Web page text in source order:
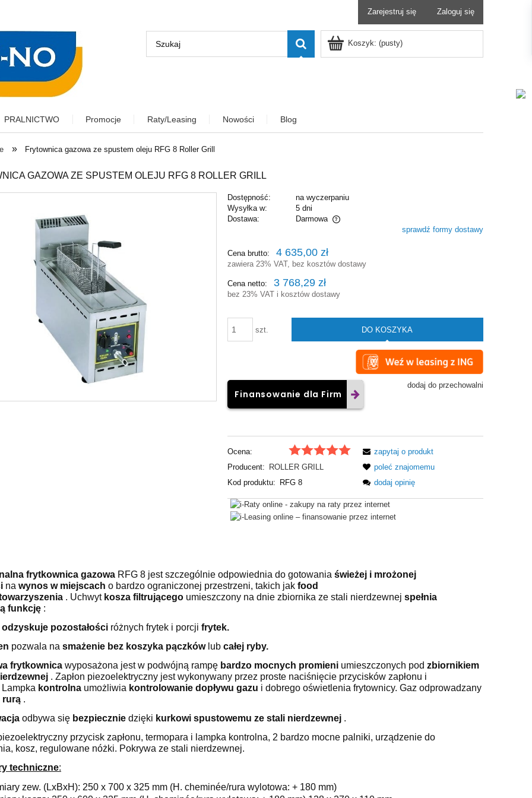
Zarejestruj się Zaloguj się
Koszyk: (pusty)
PRALNICTWO Promocje Raty/Leasing Nowości Blog
» Frytownica gazowa ze spustem oleju RFG 8 Roller Grill
GAZOWA ZE SPUSTEM OLEJU RFG 8 ROLLER GRILL
Dostępność:
na wyczerpaniu
Wysyłka w:
5 dni
Dostawa:
Darmowa
sprawdź formy dostawy
Cena brutto: 4 635,00 zł
zawiera 23% VAT, bez kosztów dostawy
Cena netto: 3 768,29 zł
bez 23% VAT i kosztów dostawy
szt. DO KOSZYKA
dodaj do przechowalni
Finansowanie dla Firm
Ocena:
Producent: ROLLER GRILL
Kod produktu: RFG 8
zapytaj o produkt
poleć znajomemu
dodaj opinię
frytkownica gazowa RFG 8 jest szczególnie odpowiednia do gotowania świeżej i mrożonej
na wynos w miejscach o bardzo ograniczonej przestrzeni, takich jak food
. Uchwyt kosza filtrującego umieszczony na dnie zbiornika ze stali nierdzewnej spełnia
funkcję :
pozostałości różnych frytek i porcji frytek.
pozwala na smażenie bez koszyka pączkówlub całej ryby.
frytkownica wyposażona jest w podwójną rampę bardzo mocnych promieni umieszczonych pod zbiornikiem
. Zapłon piezoelektryczny jest wykonywany przez proste naciśnięcie przycisków zapłonu i
kontrolna umożliwia kontrolowanie dopływu gazu i dobrego oświetlenia frytownicy. Gaz odprowadzany
rurą .
odbywa się bezpiecznie dzięki kurkowi spustowemu ze stali nierdzewnej .
przycisk zapłonu, termopara i lampka kontrolna, 2 bardzo mocne palniki, urządzenie do
kosz, regulowane nóżki. Pokrywa ze stali nierdzewnej.
techniczne:
zew. (LxBxH): 250 x 700 x 325 mm (H. cheminée/rura wylotowa: + 180 mm)